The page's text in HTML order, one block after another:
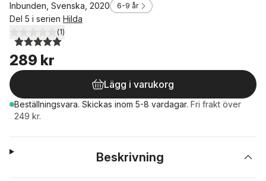
Inbunden, Svenska, 2020
6-9 år
Del 5 i serien Hilda
5,0utav 5 stjärnor. Totalt antal röster:
(1)
289 kr
Lägg i varukorg
Beställningsvara. Skickas inom 5-8 vardagar. Fri frakt över
249 kr.
Beskrivning